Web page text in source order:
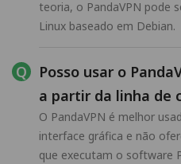
teoria, o PandaVPN pode
Linux baseado em Debian.
Posso usar o
a partir da linha de
O PandaVPN é melhor
interface gráfica e não
que executam o software